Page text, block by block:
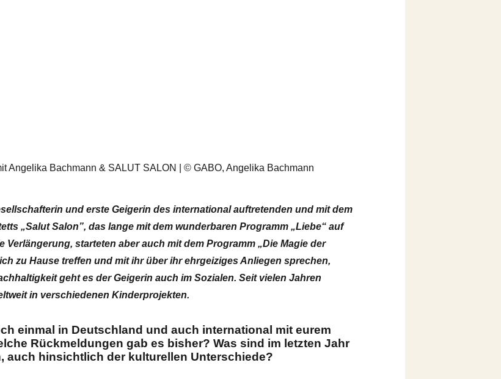
Angelika Bachmann & SALUT SALON | © GABO, Angelika Bachmann
und erste Geigerin des international auftretenden und mit dem
„Salut Salon”, das lange mit dem wunderbaren Programm „Liebe“ auf
Verlängerung, starteten aber auch mit dem Programm „Die Magie der
zu Hause treffen und mit ihr über ihr ehrgeiziges Anliegen sprechen,
geht es der Geigerin auch im Sozialen. Seit vielen Jahren
in verschiedenen Kinderprojekten.
einmal in Deutschland und auch international mit eurem
Rückmeldungen gab es bisher? Was sind im letzten Jahr
auch hinsichtlich der kulturellen Unterschiede?